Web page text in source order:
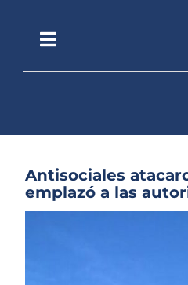
contenidoToggle
Navigation
Antisociales
emplazó a las